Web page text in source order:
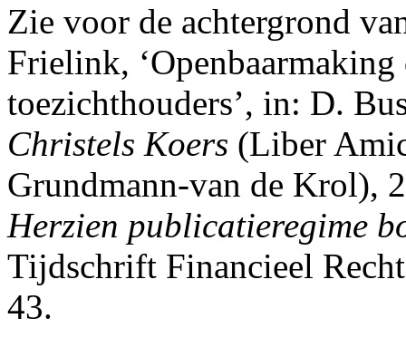
Zie voor de achtergrond
Frielink,
toezichthouders’, in: D.
Christels Koers (Liber
Grundmann-van de Krol),
Herzien publicatieregime
Tijdschrift Financieel
43.